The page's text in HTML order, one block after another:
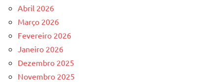
Abril 2026
Março 2026
Fevereiro 2026
Janeiro 2026
Dezembro 2025
Novembro 2025